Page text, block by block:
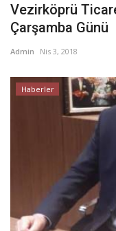
Vezirköprü
Çarşamba Günü
Admin Nis 3, 2018
Haberler